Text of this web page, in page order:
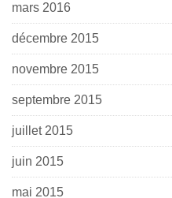
mars 2016
décembre 2015
novembre 2015
septembre 2015
juillet 2015
juin 2015
mai 2015